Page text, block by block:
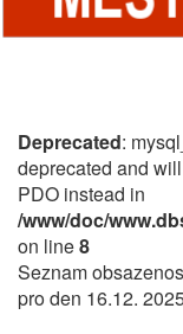
Deprecated:
deprecated and
PDO instead in
/www/doc/
on line8
Seznam
pro den 16.12.